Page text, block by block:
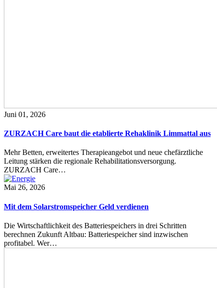
Juni 01, 2026
ZURZACH Care baut die etablierte Rehaklinik Limmattal aus
Mehr Betten, erweitertes Therapieangebot und neue chefärztliche
Leitung stärken die regionale Rehabilitationsversorgung.
ZURZACH Care…
Mai 26, 2026
Mit dem Solarstromspeicher Geld verdienen
Die Wirtschaftlichkeit des Batteriespeichers in drei Schritten
berechnen Zukunft Altbau: Batteriespeicher sind inzwischen
profitabel. Wer…